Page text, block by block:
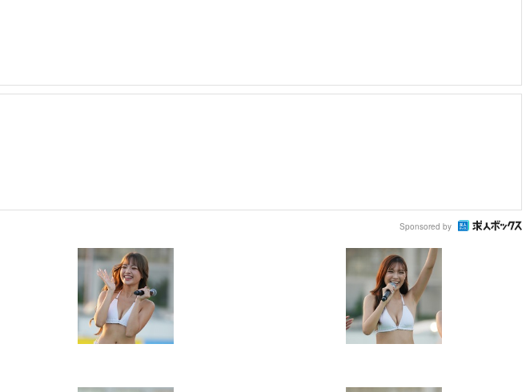
Sponsored by